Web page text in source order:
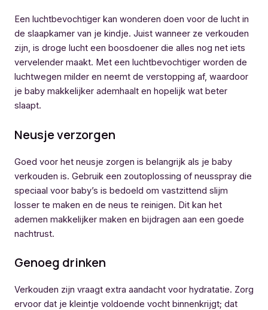
Een luchtbevochtiger kan wonderen doen voor de lucht in
de slaapkamer van je kindje. Juist wanneer ze verkouden
zijn, is droge lucht een boosdoener die alles nog net iets
vervelender maakt. Met een luchtbevochtiger worden de
luchtwegen milder en neemt de verstopping af, waardoor
je baby makkelijker ademhaalt en hopelijk wat beter
slaapt.
Neusje verzorgen
Goed voor het neusje zorgen is belangrijk als je baby
verkouden is. Gebruik een zoutoplossing of neusspray die
speciaal voor baby’s is bedoeld om vastzittend slijm
losser te maken en de neus te reinigen. Dit kan het
ademen makkelijker maken en bijdragen aan een goede
nachtrust.
Genoeg drinken
Verkouden zijn vraagt extra aandacht voor hydratatie. Zorg
ervoor dat je kleintje voldoende vocht binnenkrijgt; dat